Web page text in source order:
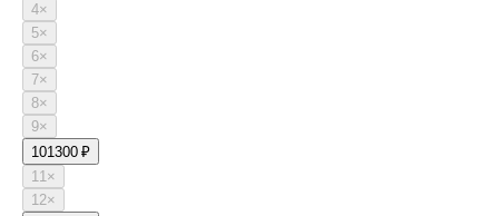
4×
5×
6×
7×
8×
9×
101300 ₽
11×
12×